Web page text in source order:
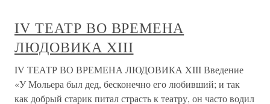
IV ТЕАТР ВО ВРЕМЕНА
ЛЮДОВИКА XIII
IV ТЕАТР ВО ВРЕМЕНА ЛЮДОВИКА XIII Введение
«У Мольера был дед, бесконечно его любивший; и так
как добрый старик питал страсть к театру, он часто водил